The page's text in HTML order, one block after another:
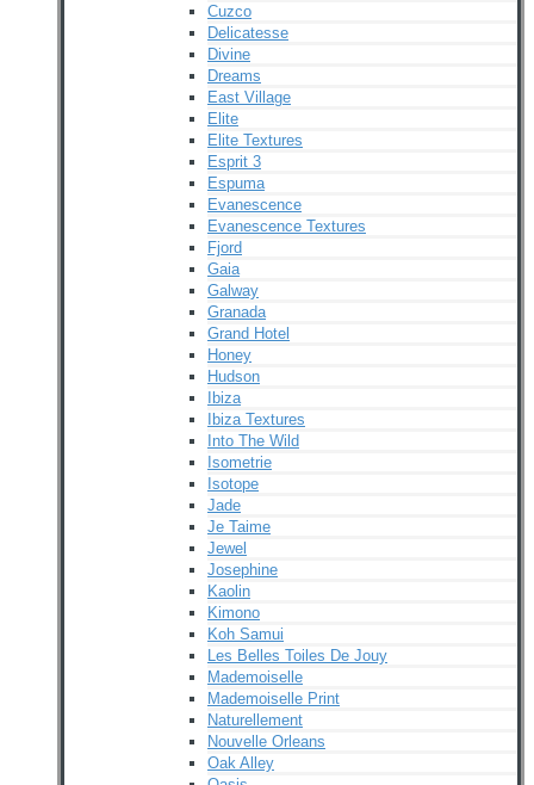
Cuzco
Delicatesse
Divine
Dreams
East Village
Elite
Elite Textures
Esprit 3
Espuma
Evanescence
Evanescence Textures
Fjord
Gaia
Galway
Granada
Grand Hotel
Honey
Hudson
Ibiza
Ibiza Textures
Into The Wild
Isometrie
Isotope
Jade
Je Taime
Jewel
Josephine
Kaolin
Kimono
Koh Samui
Les Belles Toiles De Jouy
Mademoiselle
Mademoiselle Print
Naturellement
Nouvelle Orleans
Oak Alley